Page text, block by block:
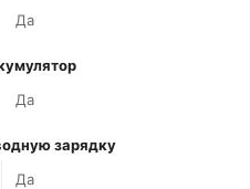
Да
Да
зарядку
Да